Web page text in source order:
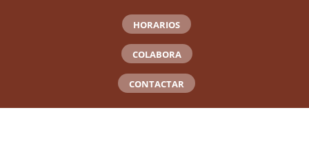
HORARIOS
COLABORA
CONTACTAR